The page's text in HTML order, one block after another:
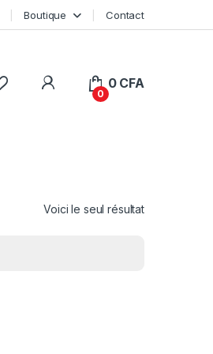
Boutique Contact
My Account
0
0 CFA
Voici le seul résultat